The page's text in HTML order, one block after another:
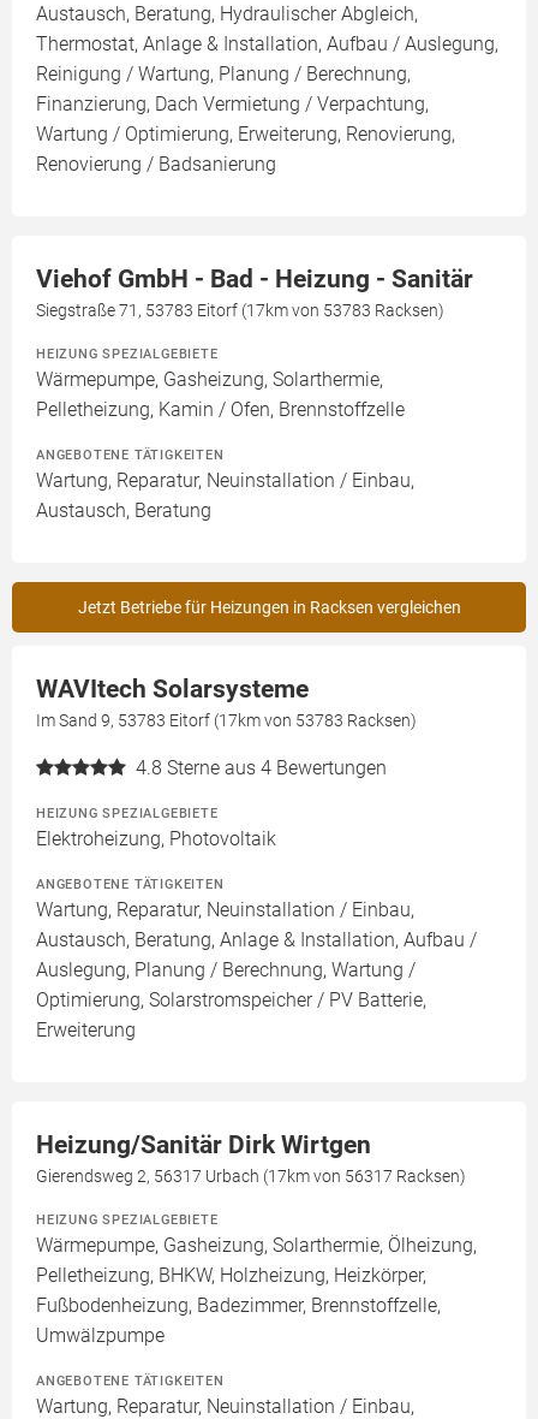
Austausch, Beratung, Hydraulischer Abgleich,
Thermostat, Anlage & Installation, Aufbau / Auslegung,
Reinigung / Wartung, Planung / Berechnung,
Finanzierung, Dach Vermietung / Verpachtung,
Wartung / Optimierung, Erweiterung, Renovierung,
Renovierung / Badsanierung
Viehof GmbH - Bad - Heizung - Sanitär
Siegstraße 71, 53783 Eitorf (17km von 53783 Racksen)
HEIZUNG SPEZIALGEBIETE
Wärmepumpe, Gasheizung, Solarthermie,
Pelletheizung, Kamin / Ofen, Brennstoffzelle
ANGEBOTENE TÄTIGKEITEN
Wartung, Reparatur, Neuinstallation / Einbau,
Austausch, Beratung
Jetzt Betriebe für Heizungen in Racksen vergleichen
WAVItech Solarsysteme
Im Sand 9, 53783 Eitorf (17km von 53783 Racksen)
4.8 Sterne aus 4 Bewertungen
HEIZUNG SPEZIALGEBIETE
Elektroheizung, Photovoltaik
ANGEBOTENE TÄTIGKEITEN
Wartung, Reparatur, Neuinstallation / Einbau,
Austausch, Beratung, Anlage & Installation, Aufbau /
Auslegung, Planung / Berechnung, Wartung /
Optimierung, Solarstromspeicher / PV Batterie,
Erweiterung
Heizung/Sanitär Dirk Wirtgen
Gierendsweg 2, 56317 Urbach (17km von 56317 Racksen)
HEIZUNG SPEZIALGEBIETE
Wärmepumpe, Gasheizung, Solarthermie, Ölheizung,
Pelletheizung, BHKW, Holzheizung, Heizkörper,
Fußbodenheizung, Badezimmer, Brennstoffzelle,
Umwälzpumpe
ANGEBOTENE TÄTIGKEITEN
Wartung, Reparatur, Neuinstallation / Einbau,